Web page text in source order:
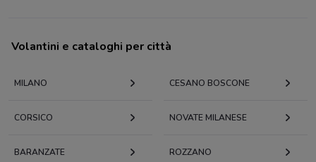
Volantini e cataloghi per città
MILANO CESANO BOSCONE
CORSICO NOVATE MILANESE
BARANZATE ROZZANO